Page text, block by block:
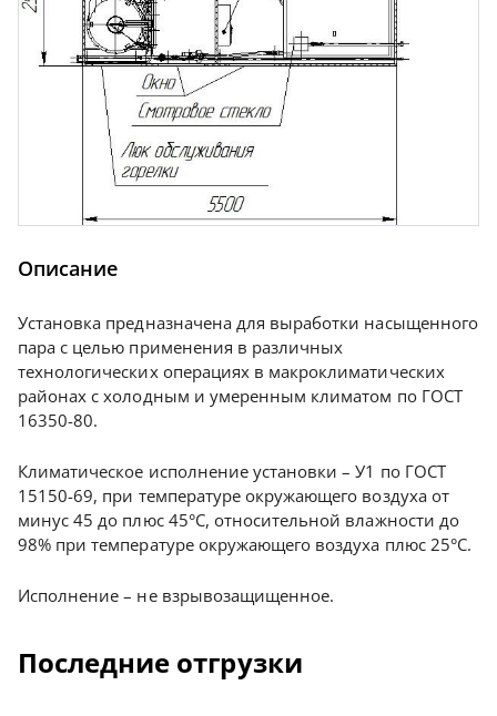
Описание
Установка предназначена для выработки насыщенного
пара с целью применения в различных
технологических операциях в макроклиматических
районах с холодным и умеренным климатом по ГОСТ
16350-80.
Климатическое исполнение установки – У1 по ГОСТ
15150-69, при температуре окружающего воздуха от
минус 45 до плюс 45°С, относительной влажности до
98% при температуре окружающего воздуха плюс 25°С.
Исполнение – не взрывозащищенное.
Последние отгрузки